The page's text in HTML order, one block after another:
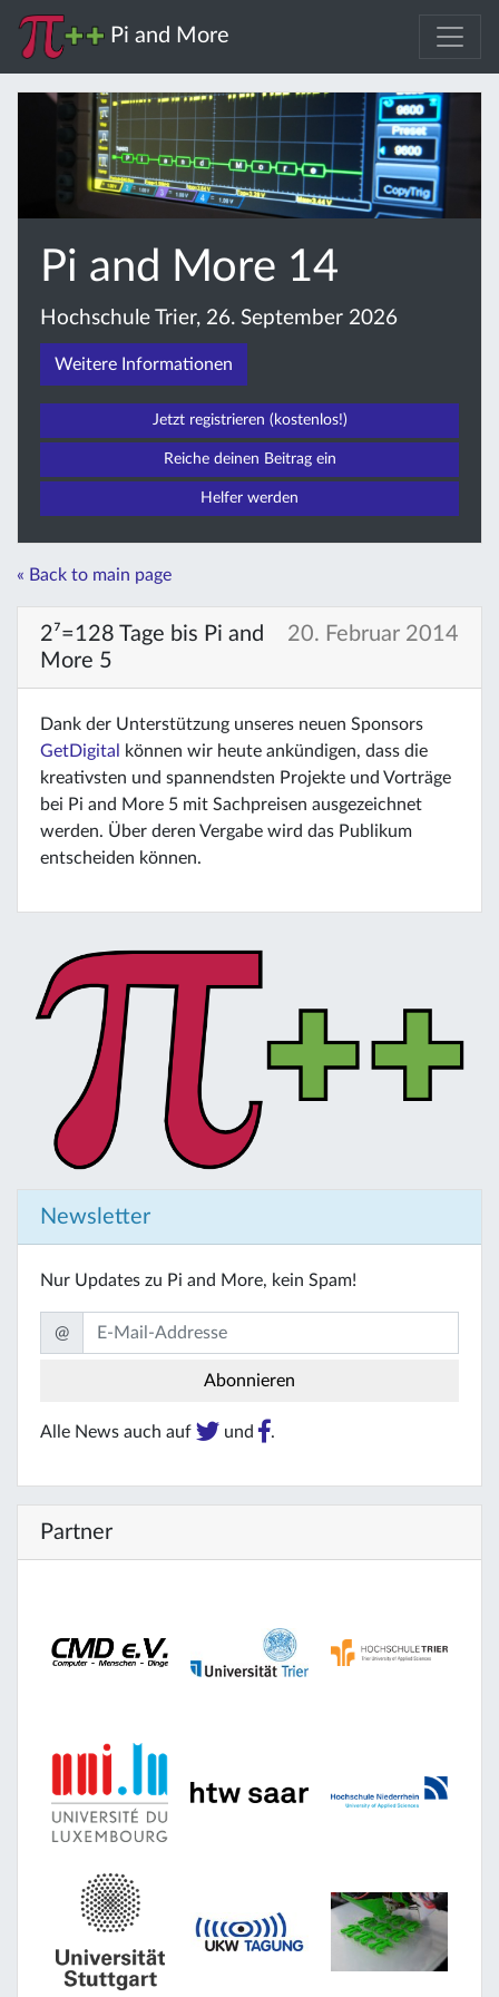
Pi and More
Pi and More 14
Hochschule Trier, 26. September 2026
Weitere Informationen
Jetzt registrieren (kostenlos!)
Reiche deinen Beitrag ein
Helfer werden
« Back to main page
2⁷=128 Tage bis Pi and
More 5
20. Februar 2014
Dank der Unterstützung unseres neuen Sponsors
GetDigital
können wir heute ankündigen, dass die
kreativsten und spannendsten Projekte und Vorträge
bei Pi and More 5 mit Sachpreisen ausgezeichnet
werden. Über deren Vergabe wird das Publikum
entscheiden können.
Newsletter
Nur Updates zu Pi and More, kein Spam!
@
Alle News auch auf und .
Partner